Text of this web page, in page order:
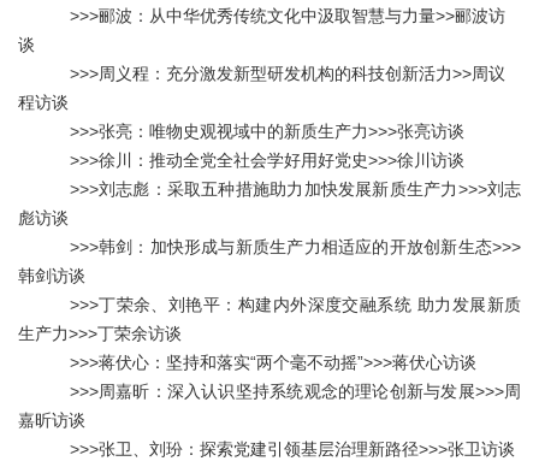
>>>郦波：从中华优秀传统文化中汲取智慧与力量>>郦波访
谈
>>>周义程：充分激发新型研发机构的科技创新活力>>周议
程访谈
>>>张亮：唯物史观视域中的新质生产力>>>张亮访谈
>>>徐川：推动全党全社会学好用好党史>>>徐川访谈
>>>刘志彪：采取五种措施助力加快发展新质生产力>>>刘志
彪访谈
>>>韩剑：加快形成与新质生产力相适应的开放创新生态>>>
韩剑访谈
>>>丁荣余、刘艳平：构建内外深度交融系统 助力发展新质
生产力>>>丁荣余访谈
>>>蒋伏心：坚持和落实“两个毫不动摇”>>>蒋伏心访谈
>>>周嘉昕：深入认识坚持系统观念的理论创新与发展>>>周
嘉昕访谈
>>>张卫、刘玢：探索党建引领基层治理新路径>>>张卫访谈